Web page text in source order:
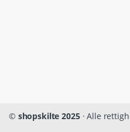
© shopskilte 2025· Alle